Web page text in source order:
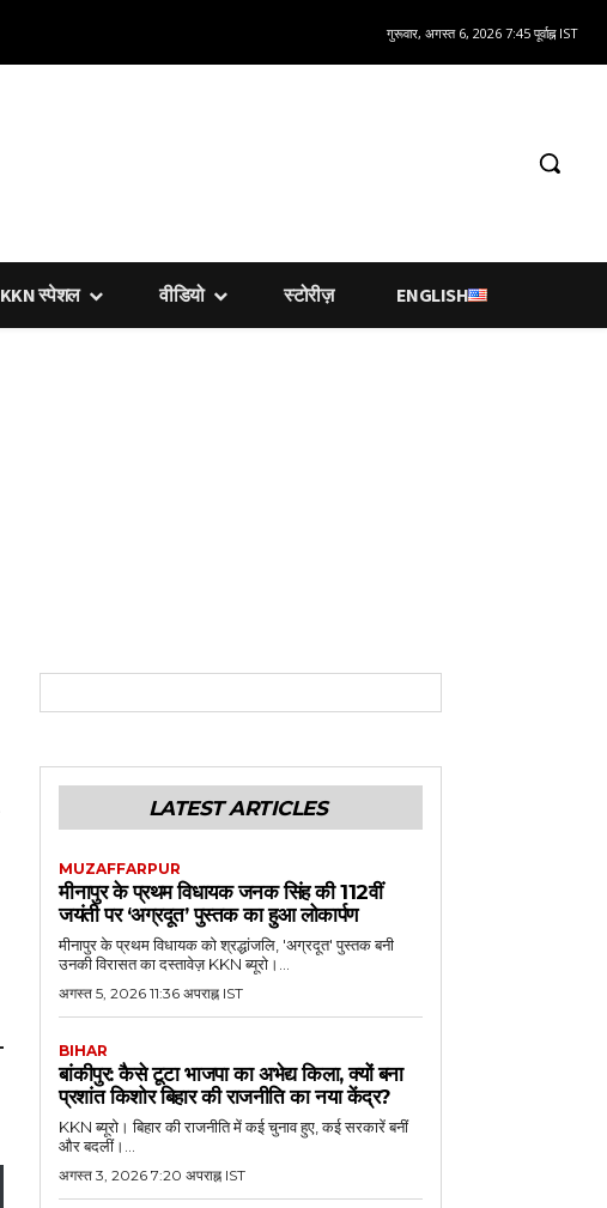
गुरूवार, अगस्त 6, 2026 7:45 पूर्वाह्न IST
KKN स्पेशल वीडियो स्टोरीज़ ENGLISH
LATEST ARTICLES
MUZAFFARPUR
मीनापुर के प्रथम विधायक जनक सिंह की 112वीं
जयंती पर ‘अग्रदूत’ पुस्तक का हुआ लोकार्पण
मीनापुर के प्रथम विधायक को श्रद्धांजलि, 'अग्रदूत' पुस्तक बनी
उनकी विरासत का दस्तावेज़ KKN ब्यूरो।...
अगस्त 5, 2026 11:36 अपराह्न IST
BIHAR
बांकीपुर: कैसे टूटा भाजपा का अभेद्य किला, क्यों बना
प्रशांत किशोर बिहार की राजनीति का नया केंद्र?
KKN ब्यूरो। बिहार की राजनीति में कई चुनाव हुए, कई सरकारें बनीं
और बदलीं।...
अगस्त 3, 2026 7:20 अपराह्न IST